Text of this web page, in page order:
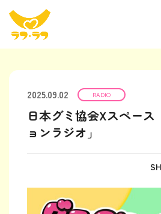
2025.09.02 RADIO
日本グミ協会Xスペース
ョンラジオ」